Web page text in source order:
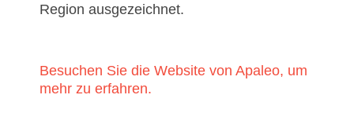
Region ausgezeichnet.
Besuchen Sie die Website von Apaleo, um
mehr zu erfahren.